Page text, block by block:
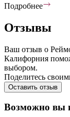
Подробнее
Отзывы
Ваш отзыв о
Калифорния
выбором.
Поделитесь
Оставить отзыв
Возможно вы